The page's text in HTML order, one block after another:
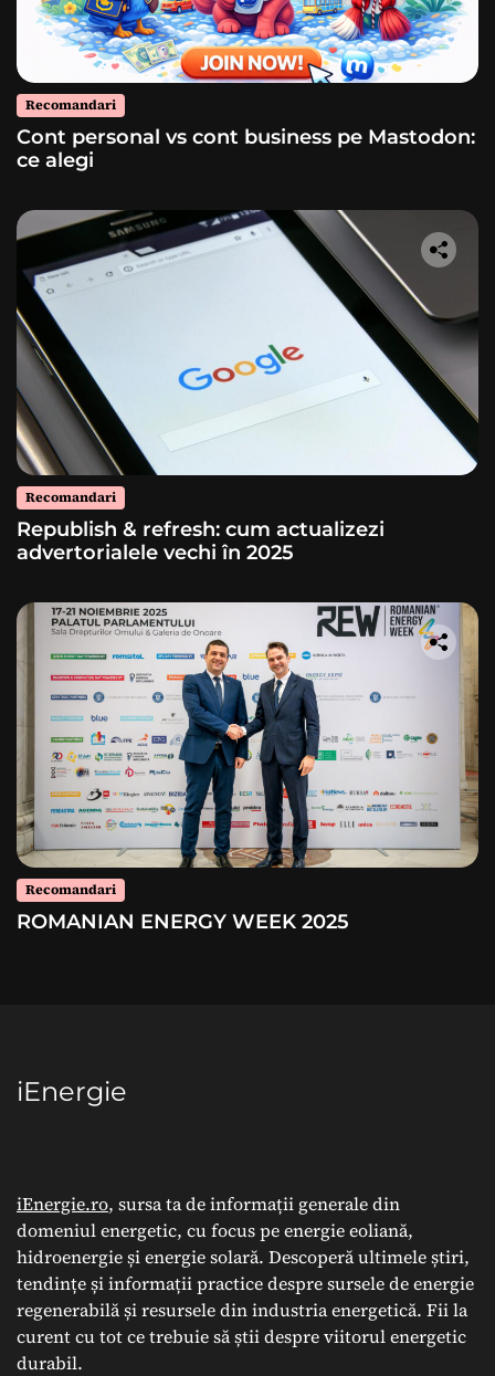
Recomandari
Cont personal vs cont business pe Mastodon:
ce alegi
Recomandari
Republish & refresh: cum actualizezi
advertorialele vechi în 2025
Recomandari
ROMANIAN ENERGY WEEK 2025
iEnergie
iEnergie.ro, sursa ta de informații generale din
domeniul energetic, cu focus pe energie eoliană,
hidroenergie și energie solară. Descoperă ultimele știri,
tendințe și informații practice despre sursele de energie
regenerabilă și resursele din industria energetică. Fii la
curent cu tot ce trebuie să știi despre viitorul energetic
durabil.